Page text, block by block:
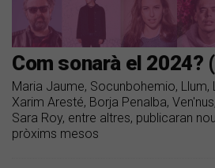
Com sonarà el 2024?
Maria Jaume, Socunbohemio, Llum,
Xarim Aresté, Borja Penalba,
Sara Roy, entre altres, publicaran
pròxims mesos